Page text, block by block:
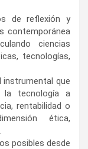
de reflexión y
contemporánea
ciencias
tecnologías,
instrumental que
la tecnología a
rentabilidad o
ética,
posibles desde